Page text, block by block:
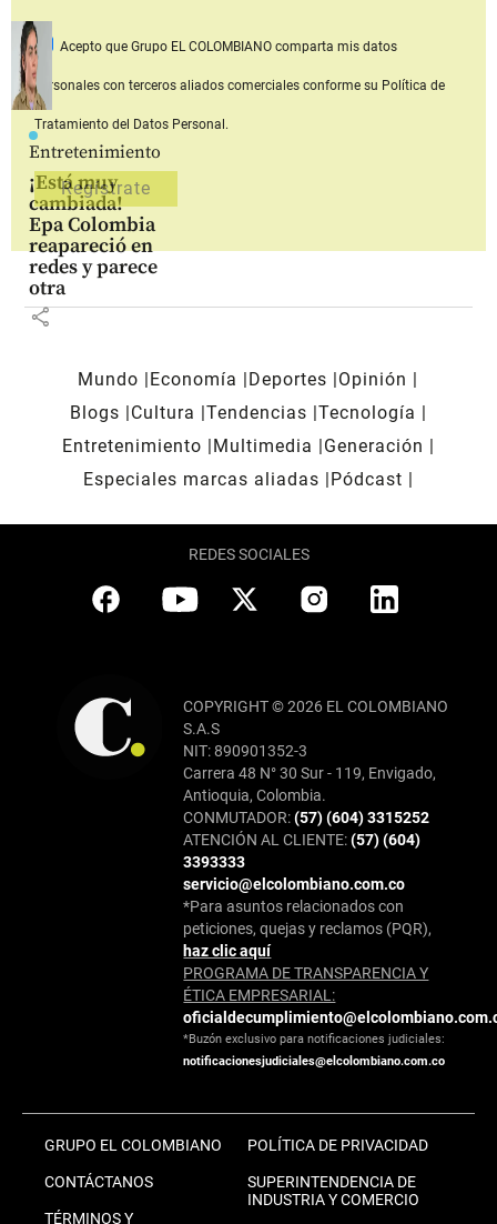
Entretenimiento
¡Está muy
cambiada!
Epa Colombia
reapareció en
redes y parece
otra
share
Acepto que Grupo EL COLOMBIANOcomparta mis datos
personales con terceros aliados comerciales conforme su Política de
Tratamiento del Datos Personal.
Mundo Economía Deportes
Opinión
Blogs
Cultura Tendencias Tecnología
Entretenimiento
Multimedia
Generación
Especiales marcas aliadas
Pódcast
REDES SOCIALES
COPYRIGHT © 2026 EL COLOMBIANO
S.A.S
NIT: 890901352-3
Carrera 48 N° 30 Sur - 119, Envigado,
Antioquia, Colombia.
CONMUTADOR:(57) (604) 3315252
ATENCIÓN AL CLIENTE:(57) (604)
3393333
servicio@elcolombiano.com.co
*Para asuntos relacionados con
peticiones, quejas y reclamos (PQR),
haz clic aquí
PROGRAMA DE TRANSPARENCIA Y
ÉTICA EMPRESARIAL:
*Buzón exclusivo para notificaciones judiciales:
notificacionesjudiciales@elcolombiano.com.co
GRUPO EL COLOMBIANO
CONTÁCTANOS
TÉRMINOS Y
POLÍTICA DE PRIVACIDAD
SUPERINTENDENCIA DE
INDUSTRIA Y COMERCIO